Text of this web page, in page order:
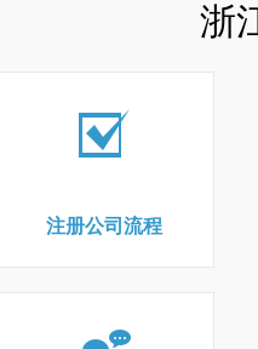
浙
注册公司流程